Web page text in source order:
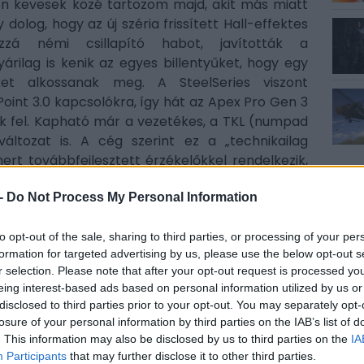
Do Not Process My Personal Information
opt-out of the sale, sharing to third parties, or processing of your
for targeted advertising by us, please use the below opt-out
selection. Please note that after your opt-out request is processed
interest-based ads based on personal information utilized by us
to third parties prior to your opt-out. You may separately
of your personal information by third parties on the IAB’s list of
This information may also be disclosed by us to third parties on the
Participants that may further disclose it to other third parties.
kevesek közé tartozom majd, akit más miatt
hogy az új széria frissített Hall-effektes
némi csillapító habot, javították a
is kenik az egyes billentyűket, hogy egy
alkossanak meg. A SteelSeries viszont
3.0 kapcsolókra, így hát az Apex Pro Gen 3
Kapható már a vezetékes, a TKL (numpad
is. A cég szerint ez a „technikailag
továbbfejlesztett érzékelőkkel rendelkezik,
csökkentsék a kibocsájtott zajt. Ez persze
számomra egyáltalán nem volt zavaró
azért egyre népszerűbbek, mert lehetővé
módosítását. Jelen esetben például 4
állítani. A hagyományos Cherry MX stílusú
erre az esetre, így egy körülbelül 2
a Hall-effektes kapcsolók ehelyett kaptak
be lehet őket hangolni – tehát minél kisebb